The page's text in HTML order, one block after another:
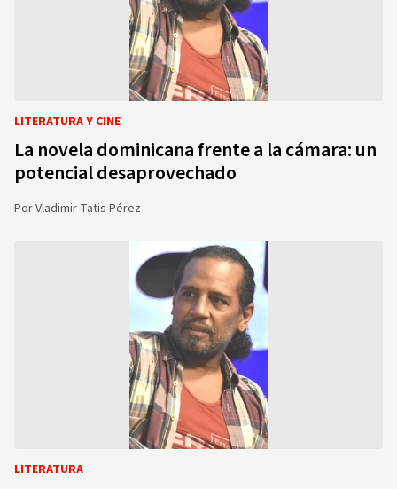
LITERATURA Y CINE
La novela dominicana frente a la cámara: un
potencial desaprovechado
PorVladimir Tatis Pérez
LITERATURA